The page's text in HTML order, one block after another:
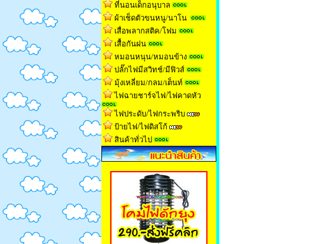
ที่นอนเด็กอนุบาล
ผ้าเช็ดตัวขนหนู/นาโน
เสื่อพลากสติค/โฟม
เสื้อกันฝน
หมอนหนุน/หมอนข้าง
ปลั๊กไฟมีสวิทช์/มีฟิวส์
มุ้งเหลี่ยม/กลม/เต็นท
ไฟฉายชาร์จไฟ/ไฟคาดหัว
ไฟประดับ/ไฟกระพริบ
ป้ายไฟ/ไฟดิสโก้
สินค้าทั่วไป